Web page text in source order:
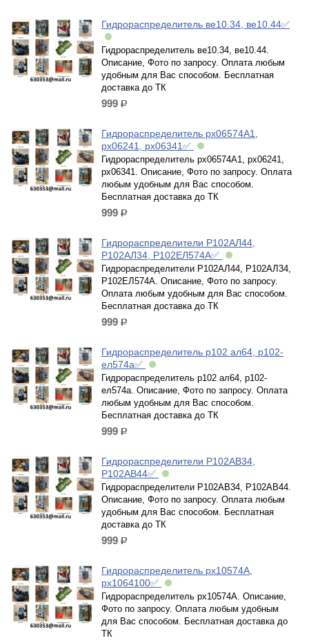
Гидрораспределитель ве10.34, ве10.44✅
Гидрораспределитель ве10.34, ве10.44.
Описание, Фото по запросу. Оплата любым
удобным для Вас способом. Бесплатная
доставка до ТК
999 р.
Гидрораспределитель рх06574А1,
рх06241, рх06341✅
Гидрораспределитель рх06574А1, рх06241,
рх06341. Описание, Фото по запросу. Оплата
любым удобным для Вас способом.
Бесплатная доставка до ТК
999 р.
Гидрораспределители Р102АЛ44,
Р102АЛ34, Р102ЕЛ574А✅
Гидрораспределители Р102АЛ44, Р102АЛ34,
Р102ЕЛ574А. Описание, Фото по запросу.
Оплата любым удобным для Вас способом.
Бесплатная доставка до ТК
999 р.
Гидрораспределитель р102 ал64, р102-
ел574а✅
Гидрораспределитель р102 ал64, р102-
ел574а. Описание, Фото по запросу. Оплата
любым удобным для Вас способом.
Бесплатная доставка до ТК
999 р.
Гидрораспределители Р102АВ34,
Р102АВ44✅
Гидрораспределители Р102АВ34, Р102АВ44.
Описание, Фото по запросу. Оплата любым
удобным для Вас способом. Бесплатная
доставка до ТК
999 р.
Гидрораспределитель рх10574А,
рх1064100✅
Гидрораспределитель рх10574А. Описание,
Фото по запросу. Оплата любым удобным
для Вас способом. Бесплатная доставка до
ТК